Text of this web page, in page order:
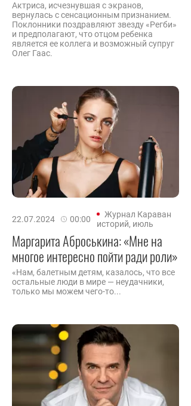
Актриса, исчезнувшая с экранов,
вернулась с сенсационным признанием.
Поклонники поздравляют звезду «Регби»
и предполагают, что отцом ребенка
является ее коллега и возможный супруг
Олег Гаас.
22.07.2024 00:00
Журнал Караван
историй, июль
Маргарита Аброськина: «Мне на
многое интересно пойти ради роли»
«Нам, балетным детям, казалось, что все
остальные люди в мире — неудачники,
только мы можем чего-то...